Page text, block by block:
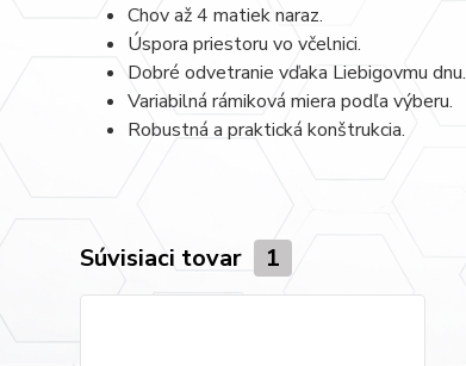
Chov až 4 matiek naraz.
Úspora priestoru vo včelnici.
Dobré odvetranie vďaka Liebigovmu dnu.
Variabilná rámiková miera podľa výberu.
Robustná a praktická konštrukcia.
Súvisiaci tovar 1